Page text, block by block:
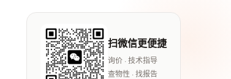
扫微信更便捷
询价 · 技术指导
查物性 · 找报告